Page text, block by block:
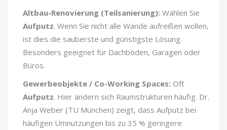
Altbau-Renovierung (Teilsanierung): Wählen Sie
Aufputz. Wenn Sie nicht alle Wände aufreißen wollen,
ist dies die sauberste und günstigste Lösung.
Besonders geeignet für Dachböden, Garagen oder
Büros.
Gewerbeobjekte / Co-Working Spaces: Oft
Aufputz. Hier ändern sich Raumstrukturen häufig. Dr.
Anja Weber (TU München) zeigt, dass Aufputz bei
häufigen Umnutzungen bis zu 35 % geringere